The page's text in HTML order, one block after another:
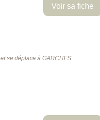
Voir sa fiche
et se déplace à GARCHES